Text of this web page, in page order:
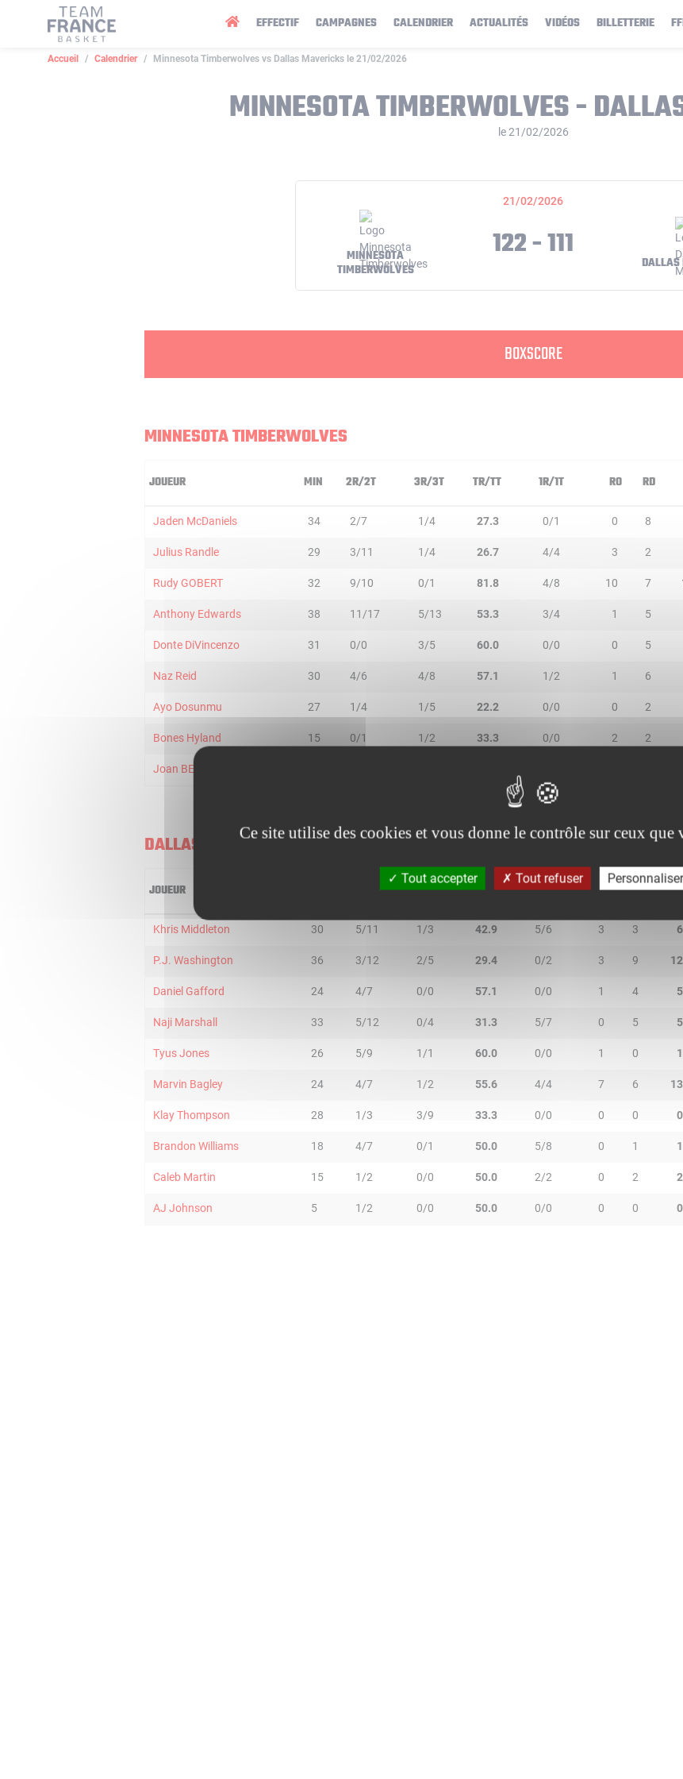
EFFECTIF CAMPAGNES CALENDRIER ACTUALITÉS VIDÉOS BILLETTERIE
Accueil Calendrier Minnesota Timberwolves vs Dallas Mavericks le 21/02/2026
MINNESOTA TIMBERWOLVES -
le 21/02/2026
21/02/2026
MINNESOTA
TIMBERWOLVES
122 - 111
BOXSCORE
MINNESOTA TIMBERWOLVES
JOUEUR MIN 2R/2T 3R/3T TR/TT 1R/1T RO RD
Jaden McDaniels 34 2/7 1/4 27.3 0/1 0 8
Julius Randle 29 3/11 1/4 26.7 4/4 3 2
Rudy GOBERT 32 9/10 0/1 81.8 4/8 10 7
Anthony Edwards 38 11/17 5/13 53.3 3/4 1 5
Donte DiVincenzo 31 0/0 3/5 60.0 0/0 0 5
Naz Reid 30 4/6 4/8 57.1 1/2 1 6
Ayo Dosunmu 27 1/4 1/5 22.2 0/0 0 2
Bones Hyland 15 0/1 1/2 33.3 0/0 2 2
Joan BERINGER
DALLAS MAVERICKS
JOUEUR 2R/2T 3R/3T TR/TT 1R/1T RO RD
Khris Middleton 30 5/11 1/3 42.9 5/6 3 3 6
P.J. Washington 36 3/12 2/5 29.4 0/2 3 9 12
Daniel Gafford 24 4/7 0/0 57.1 0/0 1 4 5
Naji Marshall 33 5/12 0/4 31.3 5/7 0 5 5
Tyus Jones 26 5/9 1/1 60.0 0/0 1 0 1
Marvin Bagley 24 4/7 1/2 55.6 4/4 7 6 13
Klay Thompson 28 1/3 3/9 33.3 0/0 0 0 0
Brandon Williams 18 4/7 0/1 50.0 5/8 0 1 1
Caleb Martin 15 1/2 0/0 50.0 2/2 0 2 2
AJ Johnson 5 1/2 0/0 50.0 0/0 0 0 0
Panneau de gestion des cookies
Ce site utilise des cookies et vous donne le contrôle sur ceux que
Tout accepter Tout refuser Personnaliser